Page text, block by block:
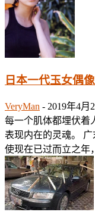
日本一代玉女偶
VeryMan - 2019年4月
每一个肌体都埋伏着
表现内在的灵魂。
使现在已过而立之年